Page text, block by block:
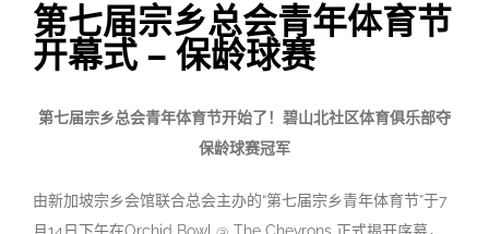
第七届宗乡总会青年体育节
开幕式 – 保龄球赛
第七届宗乡总会青年体育节开始了！碧山北社区体育俱乐部夺
保龄球赛冠军
由新加坡宗乡会馆联合总会主办的“第七届宗乡青年体育节”于7